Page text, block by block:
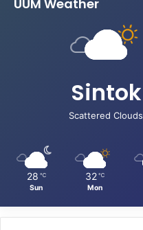
UUM Weather
Sintok
Scattered Clouds
28 ℃
Sun
32 ℃
Mon